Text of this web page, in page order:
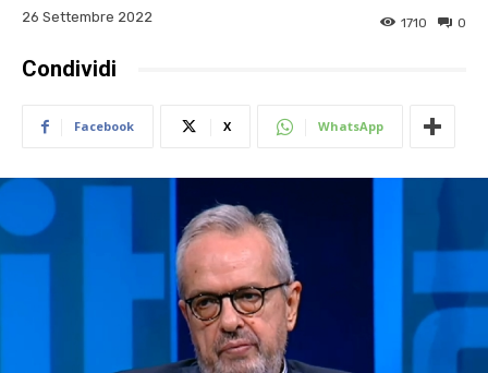
26 Settembre 2022 0
1710
Condividi
Facebook X WhatsApp